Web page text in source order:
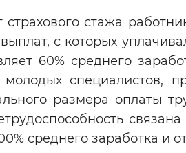
стажа
с которых
60% среднего
специалистов,
размера оплаты
среднего заработка и